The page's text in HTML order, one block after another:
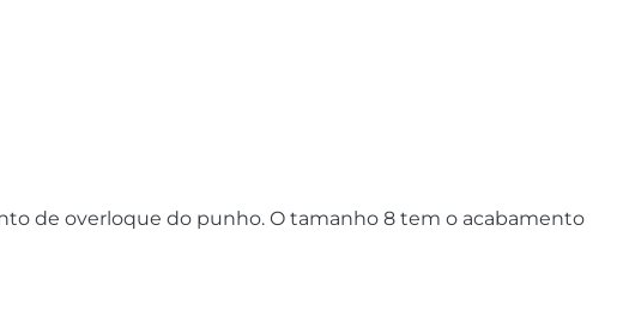
de overloque do punho. O tamanho 8 tem o acabamento